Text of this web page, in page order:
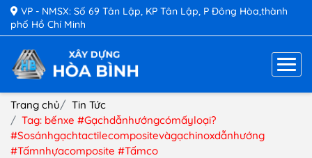
VP - NMSX: Số 69 Tân Lập, KP Tân Lập, P Đông Hòa,thành
phố Hồ Chí Minh
Trang chủ
Tin Tức
Tag: bếnxe #Gạchdẫnhướngcómấyloại?
#Sosánhgạchtactilecompositevàgạchinoxdẫnhướng
#Tấmnhựacomposite #Tấmco